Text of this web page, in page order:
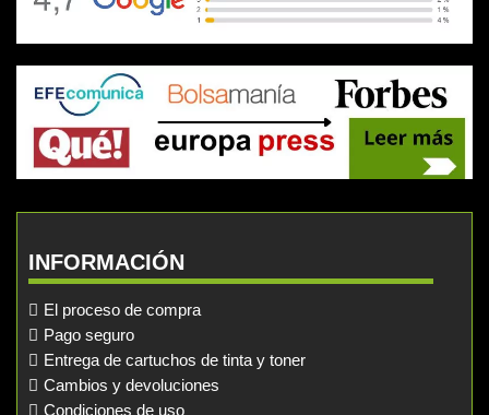
INFORMACIÓN
El proceso de compra
Pago seguro
Entrega de cartuchos de tinta y toner
Cambios y devoluciones
Condiciones de uso